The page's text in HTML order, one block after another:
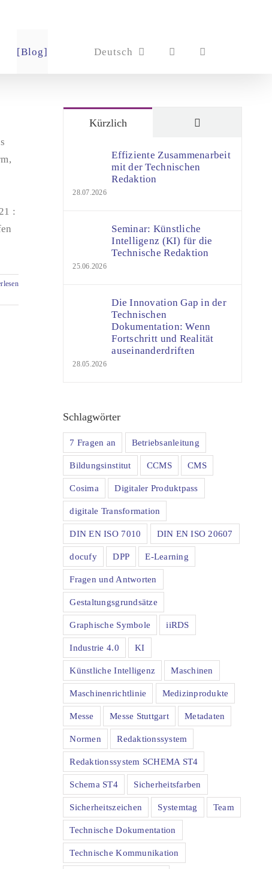
[Blog] Deutsch
:
Kürzlich
Effiziente Zusammenarbeit
mit der Technischen
Redaktion
28.07.2026
Seminar: Künstliche
Intelligenz (KI) für die
Technische Redaktion
25.06.2026
Die Innovation Gap in der
Technischen
Dokumentation: Wenn
Fortschritt und Realität
auseinanderdriften
28.05.2026
Schlagwörter
7 Fragen an Betriebsanleitung
Bildungsinstitut CCMS CMS
Cosima Digitaler Produktpass
digitale Transformation
DIN EN ISO 7010 DIN EN ISO 20607
docufy DPP E-Learning
Fragen und Antworten
Gestaltungsgrundsätze
Graphische Symbole iiRDS
Industrie 4.0 KI
Künstliche Intelligenz Maschinen
Maschinenrichtlinie Medizinprodukte
Messe Messe Stuttgart Metadaten
Normen Redaktionssystem
Redaktionssystem SCHEMA ST4
Schema ST4 Sicherheitsfarben
Sicherheitszeichen Systemtag Team
Technische Dokumentation
Technische Kommunikation